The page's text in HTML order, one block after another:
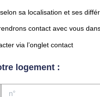
sa localisation et ses
contact avec vous
via l’onglet contact
logement :